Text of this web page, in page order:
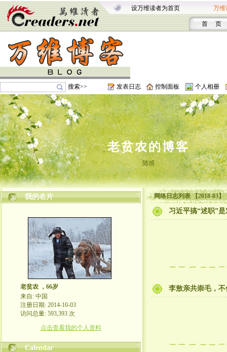
设万维读者为首页 万维
首 页
搜索>> 发表日志 控制面板 个人相册
老贫农的博客
随感
我的名片
老贫农 ，66岁
来自: 中国
注册日期: 2014-10-03
访问总量: 593,393 次
点击查看我的个人资料
Calendar
网络日志列表 【2018-03】
习近平搞“述职”
李敖亲共崇毛，